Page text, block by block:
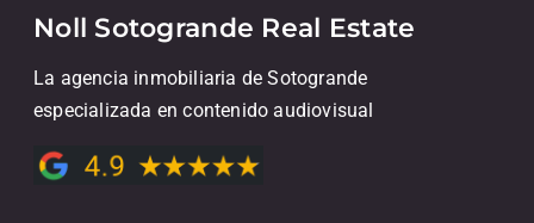
Noll Sotogrande Real Estate
La agencia inmobiliaria de Sotogrande
especializada en contenido audiovisual